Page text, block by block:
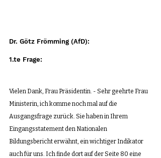
Dr. Götz Frömming (AfD):
1.te Frage:
Vielen Dank, Frau Präsidentin. - Sehr geehrte Frau
Ministerin, ich komme noch mal auf die
Ausgangsfrage zurück. Sie haben in Ihrem
Eingangsstatement den Nationalen
Bildungsbericht erwähnt, ein wichtiger Indikator
auch für uns. Ich finde dort auf der Seite 80 eine